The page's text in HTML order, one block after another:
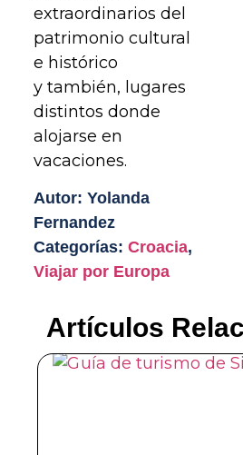
extraordinarios del
patrimonio cultural
e histórico
y también, lugares
distintos donde
alojarse en
vacaciones.
Autor: Yolanda
Fernandez
Categorías:Croacia,
Viajar por Europa
Artículos